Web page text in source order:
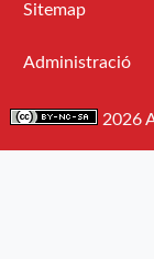
Sitemap
Administració
2026